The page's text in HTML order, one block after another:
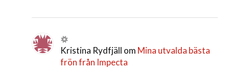
Kristina Rydfjäll om Mina utvalda bästa
frön från Impecta